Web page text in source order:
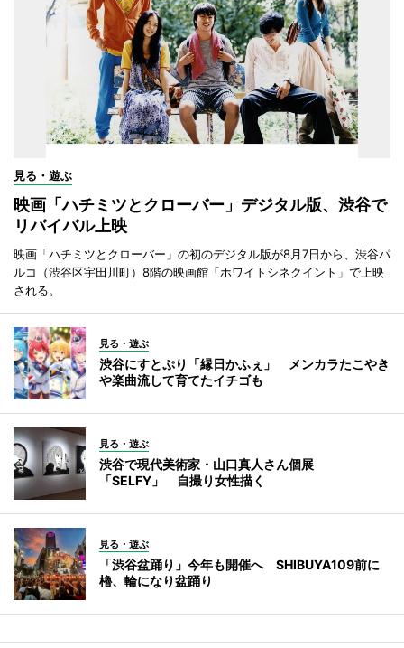
見る・遊ぶ
映画「ハチミツとクローバー」デジタル版、渋谷で
リバイバル上映
映画「ハチミツとクローバー」の初のデジタル版が8月7日から、渋谷パ
ルコ（渋谷区宇田川町）8階の映画館「ホワイトシネクイント」で上映
される。
見る・遊ぶ
渋谷にすとぷり「縁日かふぇ」 メンカラたこやき
や楽曲流して育てたイチゴも
見る・遊ぶ
渋谷で現代美術家・山口真人さん個展
「SELFY」 自撮り女性描く
見る・遊ぶ
「渋谷盆踊り」今年も開催へ SHIBUYA109前に
櫓、輪になり盆踊り